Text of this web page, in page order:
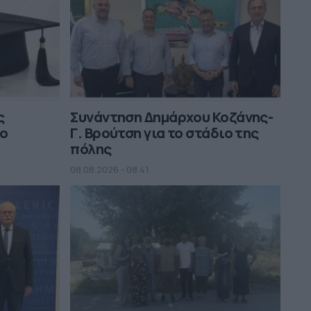
Συνάντηση Δημάρχου Κοζάνης-
Γ. Βρούτση για το στάδιο της
πόλης
08.08.2026 - 08.41